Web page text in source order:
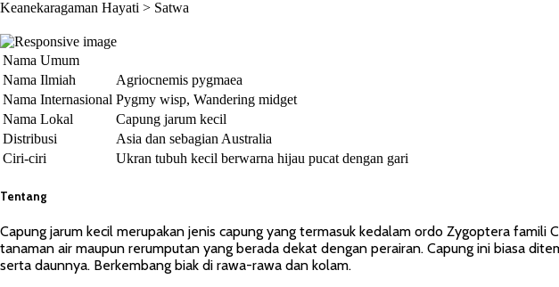
Keanekaragaman Hayati > Satwa
Nama Umum
Nama Ilmiah
Agriocnemis pygmaea
Nama Internasional Pygmy wisp, Wandering midget
Nama Lokal
Capung jarum kecil
Distribusi
Asia dan sebagian Australia
Ciri-ciri
Ukran tubuh kecil berwarna hijau pucat dengan gari
Tentang
Capung jarum kecil merupakan jenis capung yang termasuk kedalam ordo Zygoptera
tanaman air maupun rerumputan yang berada dekat dengan perairan. Capung ini biasa
serta daunnya. Berkembang biak di rawa-rawa dan kolam.